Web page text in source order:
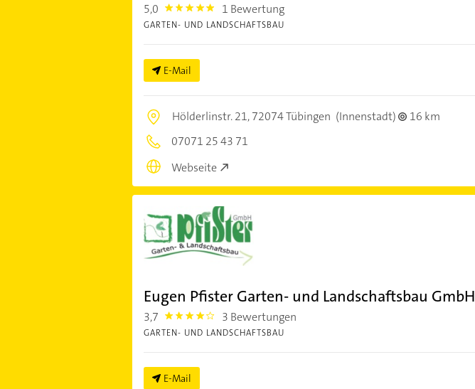
5,0 5.0 1 Bewertung
GARTEN- UND LANDSCHAFTSBAU
E-Mail
Hölderlinstr. 21,72074 Tübingen (Innenstadt)
16 km
07071 25 43 71
Webseite
Eugen Pfister Garten- und Landschaftsbau GmbH
3,7 3.7 3 Bewertungen
GARTEN- UND LANDSCHAFTSBAU
E-Mail